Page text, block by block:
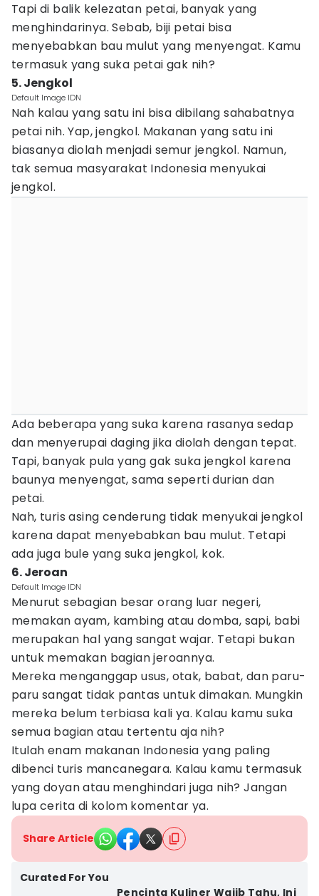
Tapi di balik kelezatan petai, banyak yang
menghindarinya. Sebab, biji petai bisa
menyebabkan bau mulut yang menyengat. Kamu
termasuk yang suka petai gak nih?
5. Jengkol
Default Image IDN
Nah kalau yang satu ini bisa dibilang sahabatnya
petai nih. Yap, jengkol. Makanan yang satu ini
biasanya diolah menjadi semur jengkol. Namun,
tak semua masyarakat Indonesia menyukai
jengkol.
Ada beberapa yang suka karena rasanya sedap
dan menyerupai daging jika diolah dengan tepat.
Tapi, banyak pula yang gak suka jengkol karena
baunya menyengat, sama seperti durian dan
petai.
Nah, turis asing cenderung tidak menyukai jengkol
karena dapat menyebabkan bau mulut. Tetapi
ada juga bule yang suka jengkol, kok.
6. Jeroan
Default Image IDN
Menurut sebagian besar orang luar negeri,
memakan ayam, kambing atau domba, sapi, babi
merupakan hal yang sangat wajar. Tetapi bukan
untuk memakan bagian jeroannya.
Mereka menganggap usus, otak, babat, dan paru-
paru sangat tidak pantas untuk dimakan. Mungkin
mereka belum terbiasa kali ya. Kalau kamu suka
semua bagian atau tertentu aja nih?
Itulah enam makanan Indonesia yang paling
dibenci turis mancanegara. Kalau kamu termasuk
yang doyan atau menghindari juga nih? Jangan
lupa cerita di kolom komentar ya.
Share Article
Curated For You
Pencinta Kuliner Wajib Tahu, Ini